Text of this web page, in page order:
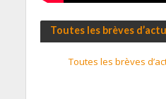
Toutes les brèves
Toutes les brèves